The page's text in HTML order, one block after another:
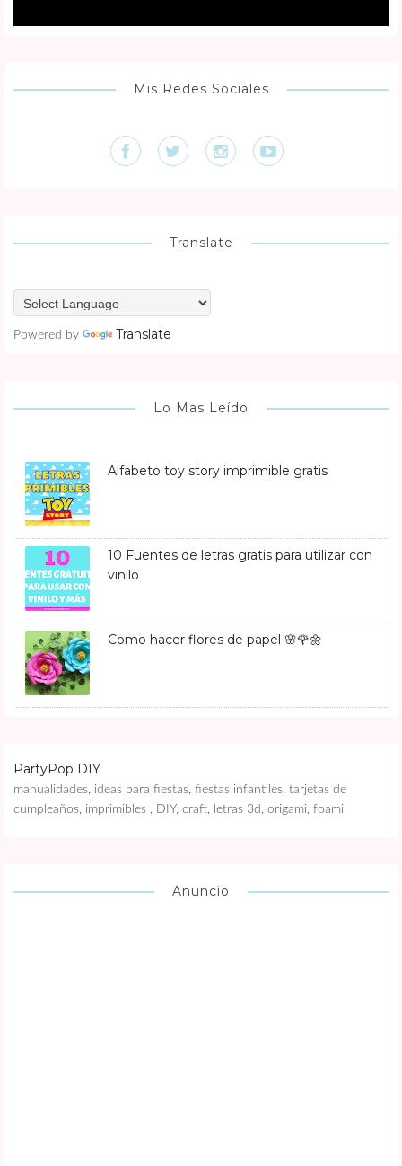
Mis Redes Sociales
Translate
Powered by Translate
Lo Mas Leído
Alfabeto toy story imprimible gratis
10 Fuentes de letras gratis para utilizar con
vinilo
Como hacer flores de papel 🌸🌹🌼
PartyPop DIY
manualidades, ideas para fiestas, fiestas infantiles, tarjetas de
cumpleaños, imprimibles , DIY, craft, letras 3d, origami, foami
Anuncio